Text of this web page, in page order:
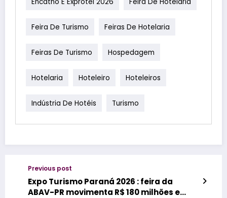
Feira De Turismo Feiras De Hotelaria
Feiras De Turismo Hospedagem
Hotelaria Hoteleiro Hoteleiros
Indústria De Hotéis Turismo
Previous post
Expo Turismo Paraná 2026 : feira da
ABAV-PR movimenta R$ 180 milhões e